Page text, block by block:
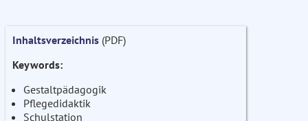
Inhaltsverzeichnis (PDF)
Keywords:
Gestaltpädagogik
Pflegedidaktik
Schulstation